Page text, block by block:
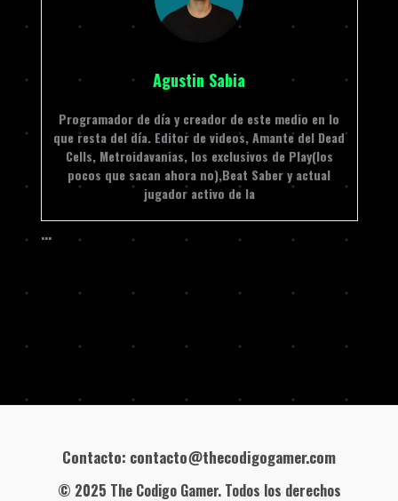
Agustin Sabia
Programador de día y creador de este medio en lo
que resta del día. Editor de videos, Amante del Dead
Cells, Metroidavanias, los exclusivos de Play(los
pocos que sacan ahora no),Beat Saber y actual
jugador activo de la
…
Contacto: contacto@thecodigogamer.com
© 2025 The Codigo Gamer. Todos los derechos